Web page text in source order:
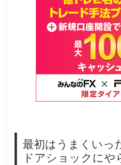
最初はうまくいっ
ドアショックにや